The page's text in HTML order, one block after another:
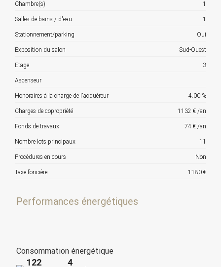
Chambre(s) 1
Salles de bains / d'eau 1
Stationnement/parking Oui
Exposition du salon Sud-Ouest
Etage 3
Ascenseur
Honoraires à la charge de l'acquéreur 4.00 %
Charges de copropriété 1132 € /an
Fonds de travaux 74 € /an
Nombre lots principaux 11
Procédures en cours Non
Taxe foncière 1180 €
Performances énergétiques
Consommation énergétique
122 4